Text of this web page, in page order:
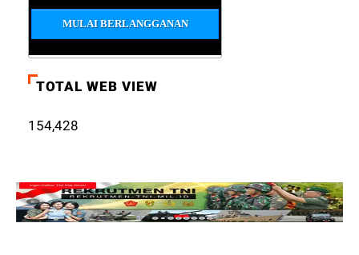
TOTAL WEB VIEW
154,428